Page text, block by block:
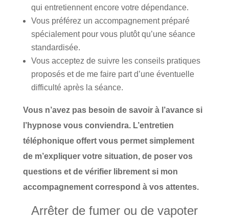
qui entretiennent encore votre dépendance.
Vous préférez un accompagnement préparé
spécialement pour vous plutôt qu’une séance
standardisée.
Vous acceptez de suivre les conseils pratiques
proposés et de me faire part d’une éventuelle
difficulté après la séance.
Vous n’avez pas besoin de savoir à l’avance si
l’hypnose vous conviendra. L’entretien
téléphonique offert vous permet simplement
de m’expliquer votre situation, de poser vos
questions et de vérifier librement si mon
accompagnement correspond à vos attentes.
Arrêter de fumer ou de vapoter